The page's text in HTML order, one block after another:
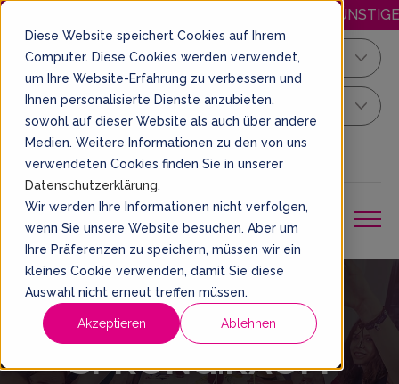
Diese Website speichert Cookies auf Ihrem
Computer. Diese Cookies werden verwendet,
um Ihre Website-Erfahrung zu verbessern und
Ihnen personalisierte Dienste anzubieten,
sowohl auf dieser Website als auch über andere
Medien. Weitere Informationen zu den von uns
verwendeten Cookies finden Sie in unserer
Datenschutzerklärung.
Wir werden Ihre Informationen nicht verfolgen,
wenn Sie unsere Website besuchen. Aber um
Ihre Präferenzen zu speichern, müssen wir ein
kleines Cookie verwenden, damit Sie diese
Auswahl nicht erneut treffen müssen.
Akzeptieren Ablehnen
HAPPY.MITTWOCH: JEDEN MITTWOCH GÜNSTIGER
Berlin
Dein Sprung Ticket
DE
Events im
SPRUNG.RAUM